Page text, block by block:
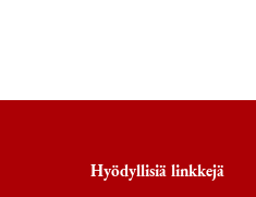
Hyödyllisiä linkkejä